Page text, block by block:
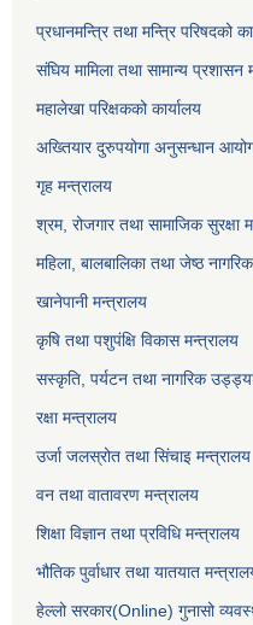
प्रधानमन्त्रि तथा मन्त्रि परिषदको
संघिय मामिला तथा सामान्य प्रशासन
महालेखा परिक्षकको कार्यालय
अख्तियार दुरुपयोगा अनुसन्धान
गृह मन्त्रालय
श्रम, रोजगार तथा सामाजिक सुरक्षा
महिला, बालबालिका तथा जेष्ठ
खानेपानी मन्त्रालय
कृषि तथा पशुपंक्षि विकास मन्त्रालय
सस्कृति, पर्यटन तथा नागरिक
रक्षा मन्त्रालय
उर्जा जलस्रोत तथा सिंचाइ मन्‍त्रालय
वन तथा वातावरण मन्त्रालय
शिक्षा विज्ञान तथा प्रविधि मन्त्रालय
भौतिक पुर्वाधार तथा यातयात
हेल्लो सरकार(Online) गुनासो